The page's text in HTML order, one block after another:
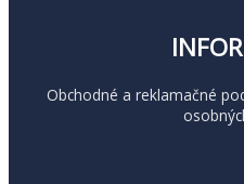
Obchodné a reklamačné